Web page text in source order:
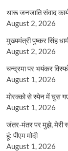
थारू जनजाति संवाद
August 2, 2026
मुख्यमंत्री पुष्कर सिंह
August 2, 2026
चन्द्रमा पर भयंकर
August 1, 2026
मोरक्को से स्पेन में घुस गए
August 1, 2026
जंतर-मंतर पर मुझे, मेरी
हूं: पीएम मोदी
August 1, 2026